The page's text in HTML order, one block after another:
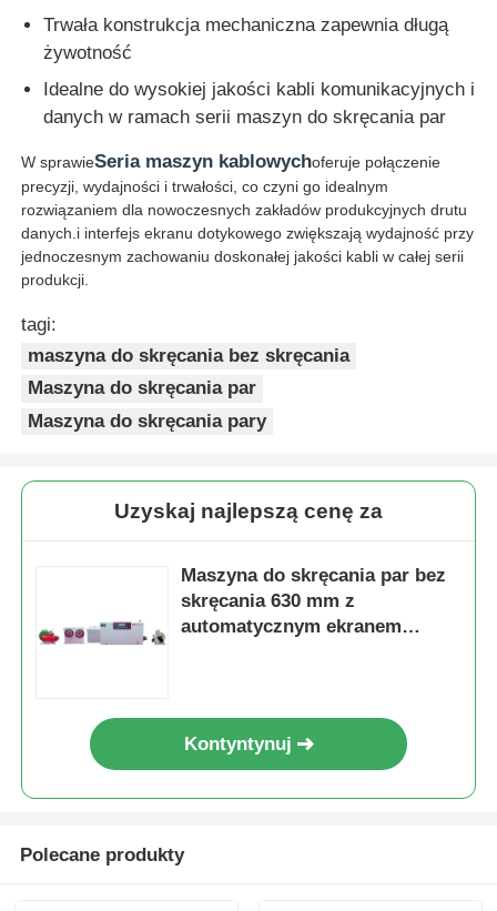
Trwała konstrukcja mechaniczna zapewnia długą
żywotność
Idealne do wysokiej jakości kabli komunikacyjnych i
danych w ramach serii maszyn do skręcania par
W sprawieSeria maszyn kablowychoferuje połączenie
precyzji, wydajności i trwałości, co czyni go idealnym
rozwiązaniem dla nowoczesnych zakładów produkcyjnych drutu
danych.i interfejs ekranu dotykowego zwiększają wydajność przy
jednoczesnym zachowaniu doskonałej jakości kabli w całej serii
produkcji.
tagi:
maszyna do skręcania bez skręcania
Maszyna do skręcania par
Maszyna do skręcania pary
Uzyskaj najlepszą cenę za
Maszyna do skręcania par bez
skręcania 630 mm z
automatycznym ekranem
Kontyntynuj
Polecane produkty